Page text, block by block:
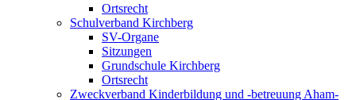
Ortsrecht
Schulverband Kirchberg
SV-Organe
Sitzungen
Grundschule Kirchberg
Ortsrecht
Zweckverband Kinderbildung und -betreuung Aham-